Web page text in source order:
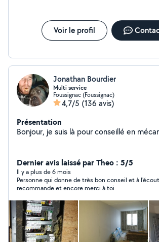
Voir le profil
Jonathan Bourdier
Multi service
Foussignac (Foussignac)
4,7/5 (136 avis)
Présentation
Bonjour, je suis là pour conseillé en
Dernier avis laissé par Theo : 5/5
Il y a plus de 6 mois
Personne qui donne de très bon conseil et à l'écoute
recommande et encore merci à toi